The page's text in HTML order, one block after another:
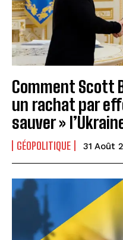
Comment
un rachat par
sauver »
GÉOPOLITIQUE 31 Août